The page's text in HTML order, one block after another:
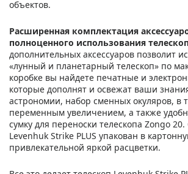
объектов.
Расширенная комплектация
полноценного использования
дополнительных аксессуаров позволит
«лунный и планетарный телескоп» по
коробке вы найдете печатные и
которые дополнят и освежат ваши
астрономии, набор сменных окуляров, в
переменным увеличением, а также
сумку для переноски телескопа Zongo
Levenhuk Strike PLUS упакован в
привлекательной яркой расцветки.